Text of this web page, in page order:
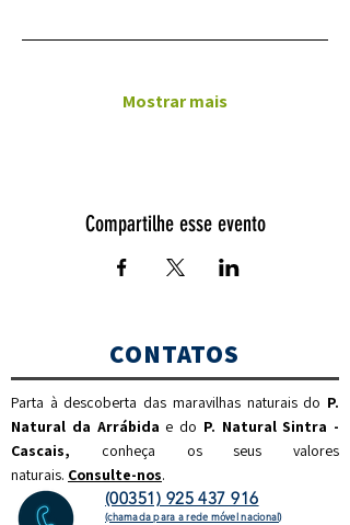
Mostrar mais
Compartilhe esse evento
CONTATOS
Parta à descoberta das maravilhas naturais do P.
Natural da Arrábida e do P. Natural Sintra -
Cascais, conheça os seus valores
naturais. Consulte-nos.
(00351) 925 437 916
(chamada para a rede móvel nacional)